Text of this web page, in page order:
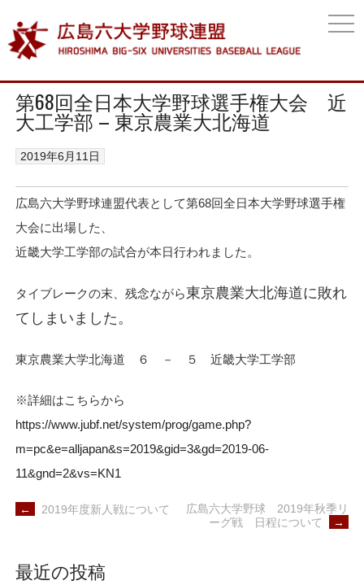
第68回全日本大学野球選手権大会 近
大工学部 – 東京農業大北海道
2019年6月11日
広島六大学野球連盟代表として第68回全日本大学野球選手権
大会に出場した、
近畿大学工学部の試合が本日行われました。
タイブレークの末、残念ながら東京農業大北海道に敗れ
てしまいました。
東京農業大学北海道 ６ － ５ 近畿大学工学部
※詳細はこちらから
https://www.jubf.net/system/prog/game.php?
m=pc&e=alljapan&s=2019&gid=3&gd=2019-06-
11&gnd=2&vs=KN1
POST
NAVIGATION
← 2019年度新人戦について
広島六大学野球 2019年秋季リ
ーグ戦 日程について
→
最近の投稿